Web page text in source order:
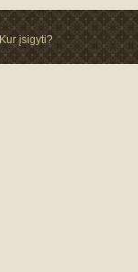
Kur įsigyti?